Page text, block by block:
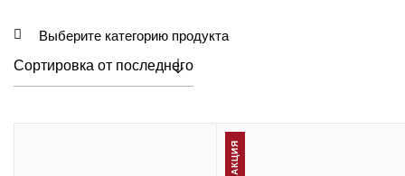
Выберите категорию продукта
АКЦИЯ